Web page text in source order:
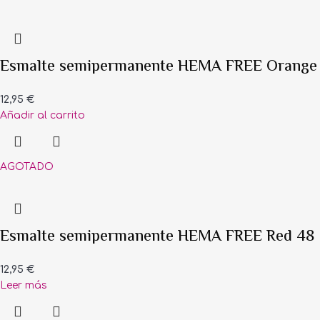
Esmalte semipermanente HEMA FREE
12,95 €
Añadir al carrito
AGOTADO
Esmalte semipermanente HEMA FREE Red 48
12,95 €
Leer más